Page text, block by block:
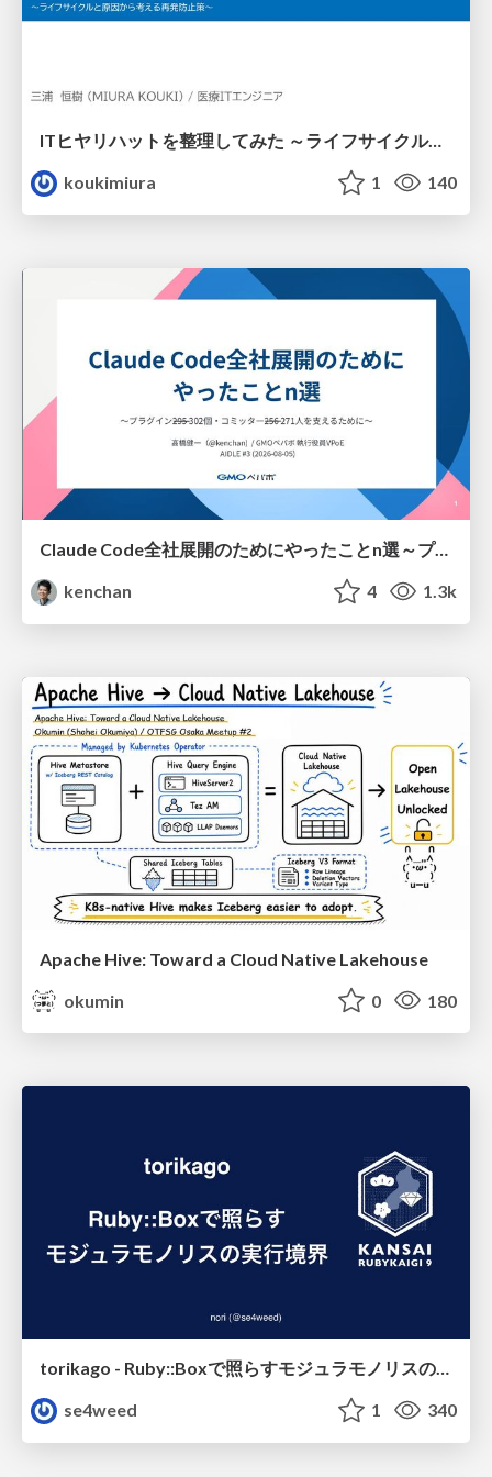
ITヒヤリハットを整理してみた ～ライフサイクルと原因から考える再発防止策～
koukimiura
1 140
Claude Code全社展開のためにやったことn選～プラグイン302個・コミッター271人を支えるために～
kenchan
4 1.3k
Apache Hive: Toward a Cloud Native Lakehouse
okumin
0 180
torikago - Ruby::Boxで照らすモジュラモノリスの実行境界
se4weed
1 340